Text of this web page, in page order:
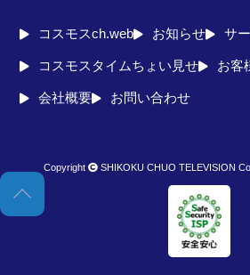
コスモスch.web お知らせ サ
コスモスタイムちょい見せ お客
会社概要 お問い合わせ
Copyright SHIKOKU CHUO TELEVISION